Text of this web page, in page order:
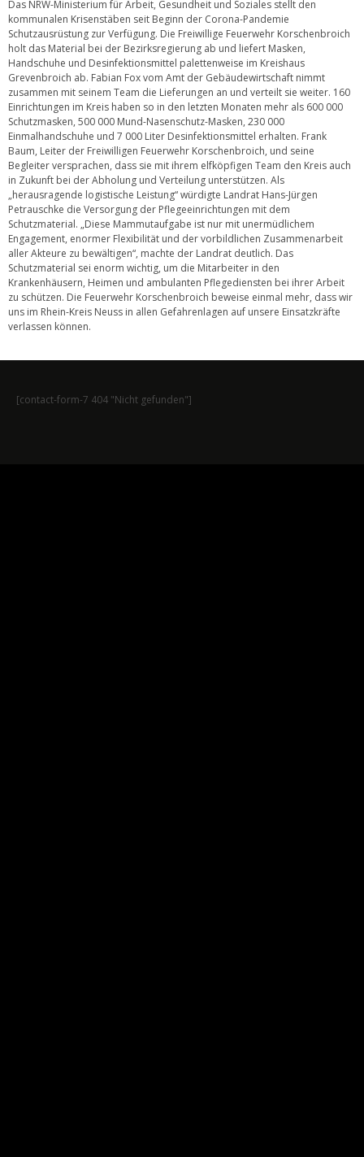
Das NRW-Ministerium für Arbeit, Gesundheit und Soziales stellt den
kommunalen Krisenstäben seit Beginn der Corona-Pandemie
Schutzausrüstung zur Verfügung. Die Freiwillige Feuerwehr Korschenbroich
holt das Material bei der Bezirksregierung ab und liefert Masken,
Handschuhe und Desinfektionsmittel palettenweise im Kreishaus
Grevenbroich ab. Fabian Fox vom Amt der Gebäudewirtschaft nimmt
zusammen mit seinem Team die Lieferungen an und verteilt sie weiter. 160
Einrichtungen im Kreis haben so in den letzten Monaten mehr als 600 000
Schutzmasken, 500 000 Mund-Nasenschutz-Masken, 230 000
Einmalhandschuhe und 7 000 Liter Desinfektionsmittel erhalten. Frank
Baum, Leiter der Freiwilligen Feuerwehr Korschenbroich, und seine
Begleiter versprachen, dass sie mit ihrem elfköpfigen Team den Kreis auch
in Zukunft bei der Abholung und Verteilung unterstützen. Als
„herausragende logistische Leistung“ würdigte Landrat Hans-Jürgen
Petrauschke die Versorgung der Pflegeeinrichtungen mit dem
Schutzmaterial. „Diese Mammutaufgabe ist nur mit unermüdlichem
Engagement, enormer Flexibilität und der vorbildlichen Zusammenarbeit
aller Akteure zu bewältigen“, machte der Landrat deutlich. Das
Schutzmaterial sei enorm wichtig, um die Mitarbeiter in den
Krankenhäusern, Heimen und ambulanten Pflegediensten bei ihrer Arbeit
zu schützen. Die Feuerwehr Korschenbroich beweise einmal mehr, dass wir
uns im Rhein-Kreis Neuss in allen Gefahrenlagen auf unsere Einsatzkräfte
verlassen können.
[contact-form-7 404 "Nicht gefunden"]